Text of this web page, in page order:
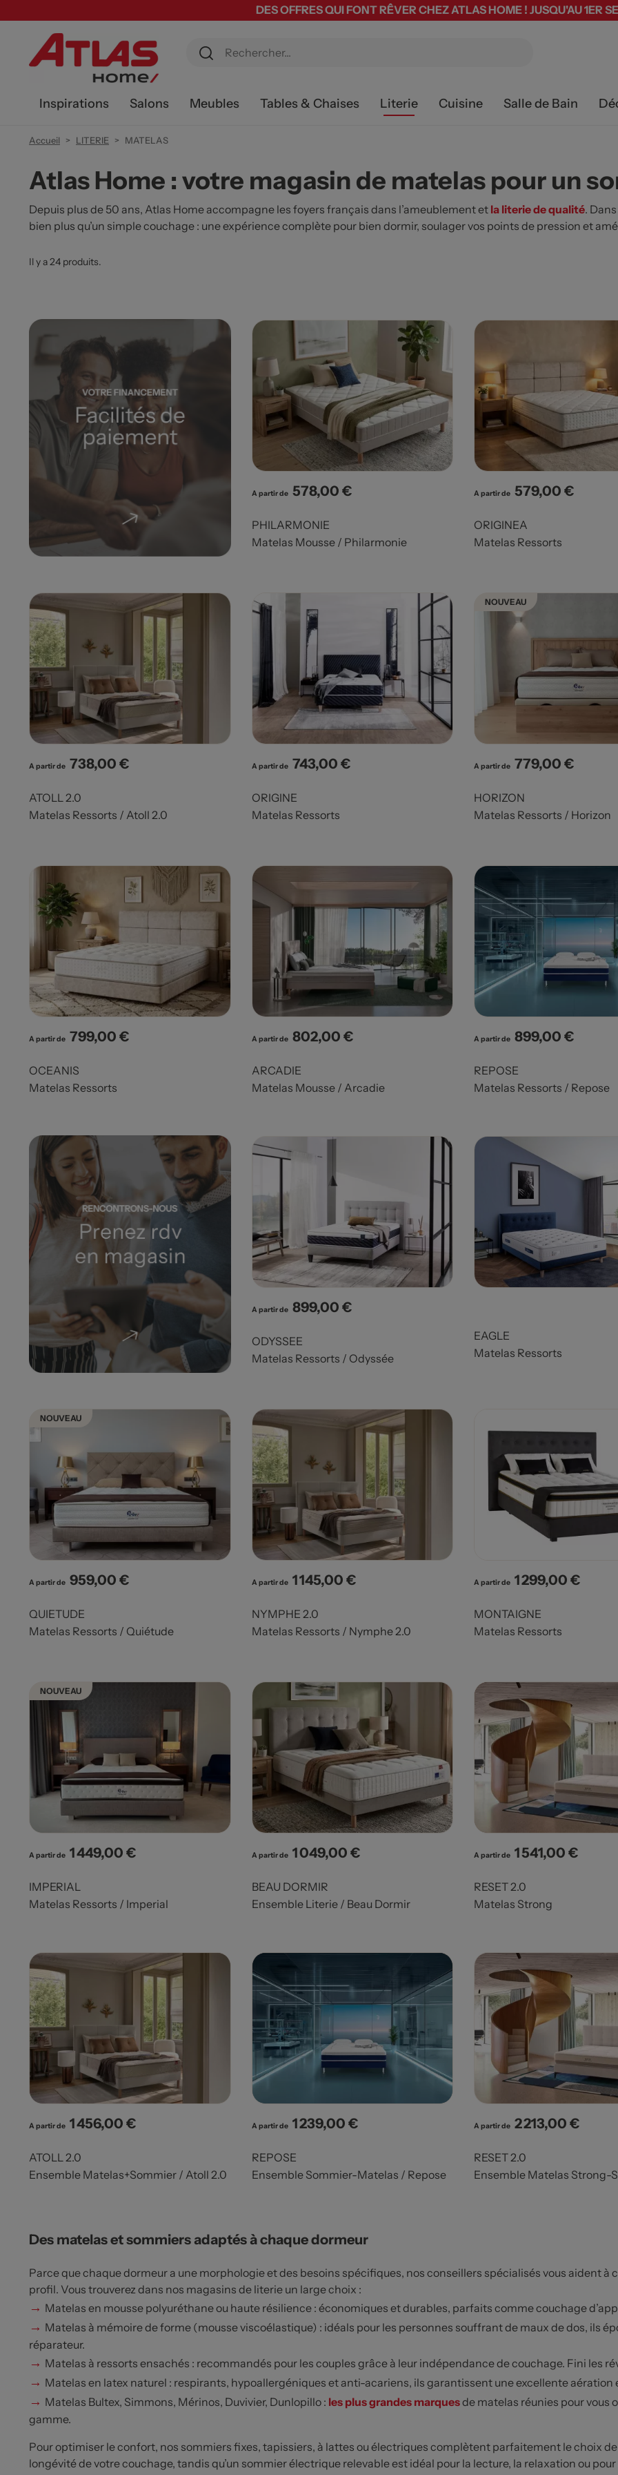
DES OFFRES QUI FONT RÊVER CHEZ ATLAS HOME ! JUSQU'AU 1ER
Inspirations Salons Meubles Tables & Chaises Literie Cuisine Salle de Bain
Accueil LITERIE MATELAS
Atlas Home : votre magasin de matelas pour un
Depuis plus de 50 ans, Atlas Home accompagne les foyers français dans l’ameublement et la literie de qualité.
bien plus qu’un simple couchage : une expérience complète pour bien dormir, soulager vos points de pression et
Il y a 24 produits.
A partir de Prix
578,00 €
PHILARMONIE
Matelas Mousse / Philarmonie
A partir de Prix
579,00 €
ORIGINEA
Matelas Ressorts
A partir de Prix
738,00 €
ATOLL 2.0
Matelas Ressorts / Atoll 2.0
A partir de Prix
743,00 €
ORIGINE
Matelas Ressorts
NOUVEAU
A partir de Prix
779,00 €
HORIZON
Matelas Ressorts / Horizon
A partir de Prix
799,00 €
OCEANIS
Matelas Ressorts
A partir de Prix
802,00 €
ARCADIE
Matelas Mousse / Arcadie
A partir de Prix
899,00 €
REPOSE
Matelas Ressorts / Repose
A partir de Prix
899,00 €
ODYSSEE
Matelas Ressorts / Odyssée
EAGLE
Matelas Ressorts
NOUVEAU
A partir de Prix
959,00 €
QUIETUDE
Matelas Ressorts / Quiétude
A partir de Prix
1 145,00 €
NYMPHE 2.0
Matelas Ressorts / Nymphe 2.0
A partir de Prix
1 299,00 €
MONTAIGNE
Matelas Ressorts
NOUVEAU
A partir de Prix
1 449,00 €
IMPERIAL
Matelas Ressorts / Imperial
A partir de Prix
1 049,00 €
BEAU DORMIR
Ensemble Literie / Beau Dormir
A partir de Prix
1 541,00 €
RESET 2.0
Matelas Strong
A partir de Prix
1 456,00 €
ATOLL 2.0
Ensemble Matelas+Sommier / Atoll 2.0
A partir de Prix
1 239,00 €
REPOSE
Ensemble Sommier-Matelas / Repose
A partir de Prix
2 213,00 €
RESET 2.0
Ensemble Matelas Strong-
Des matelas et sommiers adaptés à chaque dormeur
Parce que chaque dormeur a une morphologie et des besoins spécifiques, nos conseillers spécialisés vous aident à
profil. Vous trouverez dans nos magasins de literie un large choix :
→ Matelas en mousse polyuréthane ou haute résilience : économiques et durables, parfaits comme couchage
→ Matelas à mémoire de forme (mousse viscoélastique) : idéals pour les personnes souffrant de maux de dos, ils
réparateur.
→ Matelas à ressorts ensachés : recommandés pour les couples grâce à leur indépendance de couchage. Fini les
→ Matelas en latex naturel : respirants, hypoallergéniques et anti-acariens, ils garantissent une excellente
→ Matelas Bultex, Simmons, Mérinos, Duvivier, Dunlopillo : les plus grandes marquesde matelas réunies pour vous
gamme.
Pour optimiser le confort, nos sommiers fixes, tapissiers, à lattes ou électriques complètent parfaitement le choix
longévité de votre couchage, tandis qu’un sommier électrique relevable est idéal pour la lecture, la relaxation ou